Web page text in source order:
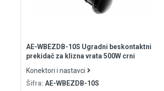
AE-WBEZDB-10S Ugradni beskontaktni
prekidač za klizna vrata 500W crni
Konektori i nastavci
Šifra: AE-WBEZDB-10S